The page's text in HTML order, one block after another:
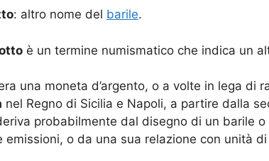
: altro nome del barile.
è un termine numismatico che indica un
una moneta d’argento, o a volte in lega di
nel Regno di Sicilia e Napoli, a partire dalla
probabilmente dal disegno di un barile
emissioni, o da una sua relazione con unità